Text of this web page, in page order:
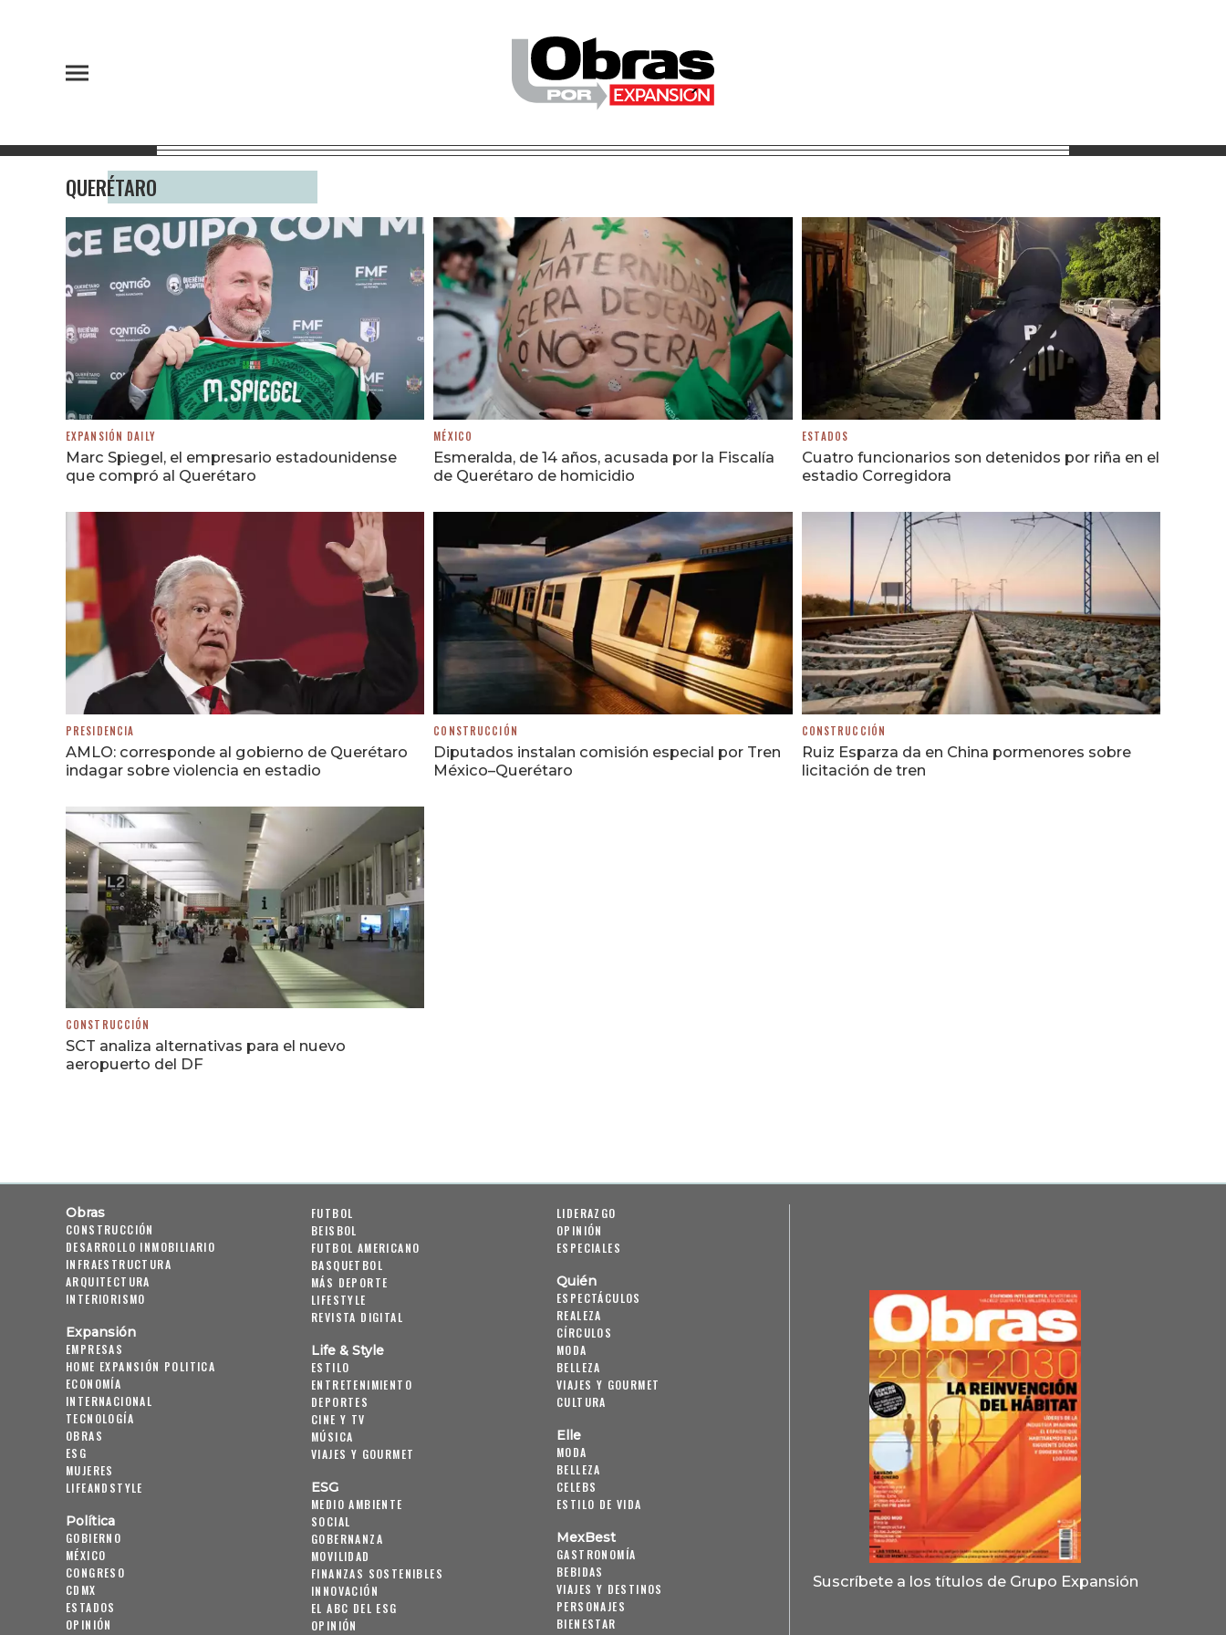
QUERÉTARO
EXPANSIÓN DAILY
Marc Spiegel, el empresario estadounidense
que compró al Querétaro
MÉXICO
Esmeralda, de 14 años, acusada por la Fiscalía
de Querétaro de homicidio
ESTADOS
Cuatro funcionarios son detenidos por riña en el
estadio Corregidora
PRESIDENCIA
AMLO: corresponde al gobierno de Querétaro
indagar sobre violencia en estadio
CONSTRUCCIÓN
Diputados instalan comisión especial por Tren
México–Querétaro
CONSTRUCCIÓN
Ruiz Esparza da en China pormenores sobre
licitación de tren
CONSTRUCCIÓN
SCT analiza alternativas para el nuevo
aeropuerto del DF
Obras
CONSTRUCCIÓN
DESARROLLO INMOBILIARIO
INFRAESTRUCTURA
ARQUITECTURA
INTERIORISMO
Expansión
EMPRESAS
HOME EXPANSIÓN POLITICA
ECONOMÍA
INTERNACIONAL
TECNOLOGÍA
OBRAS
ESG
MUJERES
LIFEANDSTYLE
Política
GOBIERNO
MÉXICO
CONGRESO
CDMX
ESTADOS
OPINIÓN
FUTBOL
BEISBOL
FUTBOL AMERICANO
BASQUETBOL
MÁS DEPORTE
LIFESTYLE
REVISTA DIGITAL
Life & Style
ESTILO
ENTRETENIMIENTO
DEPORTES
CINE Y TV
MÚSICA
VIAJES Y GOURMET
ESG
MEDIO AMBIENTE
SOCIAL
GOBERNANZA
MOVILIDAD
FINANZAS SOSTENIBLES
INNOVACIÓN
EL ABC DEL ESG
OPINIÓN
LIDERAZGO
OPINIÓN
ESPECIALES
Quién
ESPECTÁCULOS
REALEZA
CÍRCULOS
MODA
BELLEZA
VIAJES Y GOURMET
CULTURA
Elle
MODA
BELLEZA
CELEBS
ESTILO DE VIDA
MexBest
GASTRONOMÍA
BEBIDAS
VIAJES Y DESTINOS
PERSONAJES
BIENESTAR
Suscríbete a los títulos de Grupo Expansión